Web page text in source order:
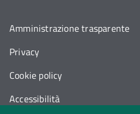
Amministrazione trasparente
Privacy
Cookie policy
Accessibilità